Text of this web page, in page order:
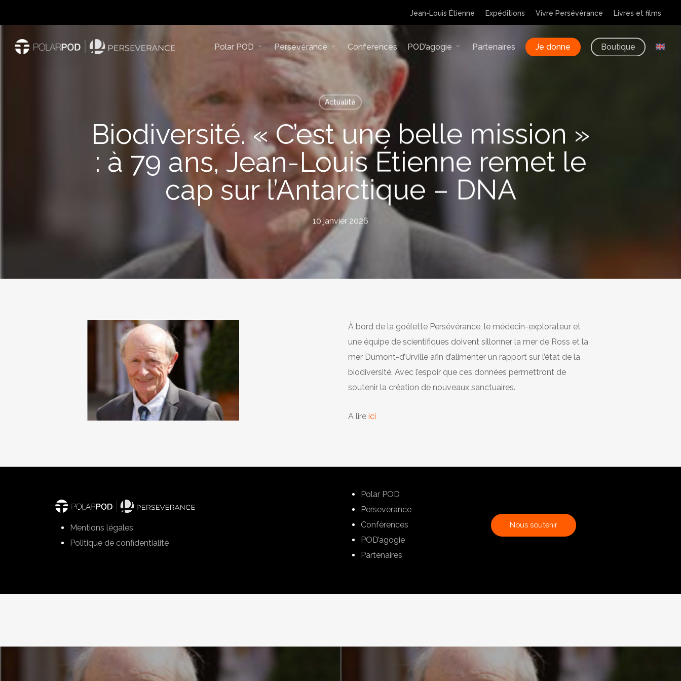
contenu
principal
Jean-Louis Étienne Expéditions Vivre Persévérance Livres et films
Polar POD Persévérance Conférences POD’agogie Partenaires Je donne Boutique
Actualité
Biodiversité. « C’est une belle mission »
: à 79 ans, Jean-Louis Étienne remet le
cap sur l’Antarctique – DNA
10 janvier 2026
À bord de la goélette Persévérance, le médecin-explorateur et
une équipe de scientifiques doivent sillonner la mer de Ross et la
mer Dumont-d’Urville afin d’alimenter un rapport sur l’état de la
biodiversité. Avec l’espoir que ces données permettront de
soutenir la création de nouveaux sanctuaires.
A lire ici
Mentions légales
Politique de confidentialité
Polar POD
Perseverance
Conférences
POD’agogie
Partenaires
Nous soutenir